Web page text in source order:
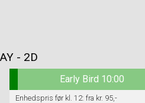
- 2D
Early Bird 10:00
Enhedspris før kl. 12: fra kr. 95,-